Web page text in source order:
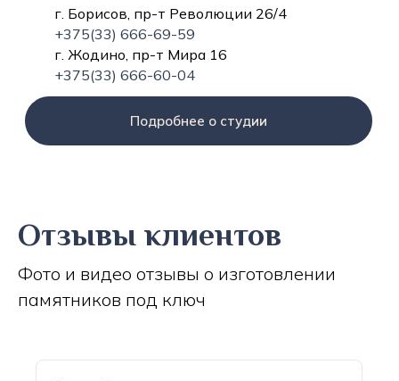
г. Борисов, пр-т Революции 26/4
+375(33) 666-69-59
г. Жодино, пр-т Мира 16
+375(33) 666-60-04
Подробнее о студии
Отзывы клиентов
Фото и видео отзывы о изготовлении
памятников под ключ